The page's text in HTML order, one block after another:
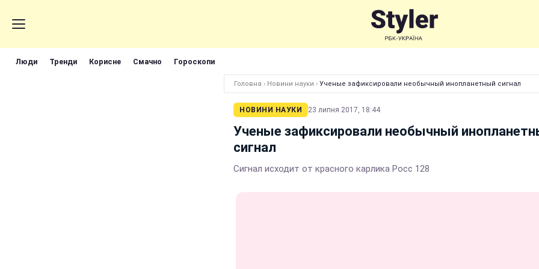
Люди Тренди Корисне Смачно Гороскопи
Головна › Новини науки › Ученые зафиксировали необычный инопланетный сигнал
НОВИНИ НАУКИ 23 липня 2017, 18:44
Ученые зафиксировали необычный
сигнал
Сигнал исходит от красного карлика Росс 128